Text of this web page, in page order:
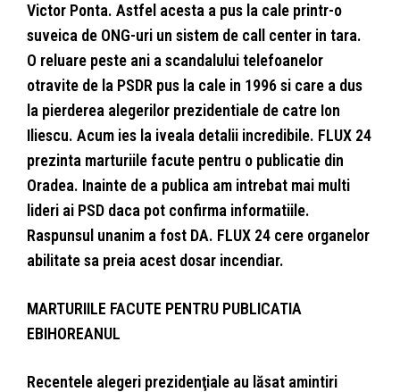
Victor Ponta. Astfel acesta a pus la cale printr-o
suveica de ONG-uri un sistem de call center in tara.
O reluare peste ani a scandalului telefoanelor
otravite de la PSDR pus la cale in 1996 si care a dus
la pierderea alegerilor prezidentiale de catre Ion
Iliescu. Acum ies la iveala detalii incredibile. FLUX 24
prezinta marturiile facute pentru o publicatie din
Oradea. Inainte de a publica am intrebat mai multi
lideri ai PSD daca pot confirma informatiile.
Raspunsul unanim a fost DA. FLUX 24 cere organelor
abilitate sa preia acest dosar incendiar.
MARTURIILE FACUTE PENTRU PUBLICATIA
EBIHOREANUL
Recentele alegeri prezidenţiale au lăsat amintiri